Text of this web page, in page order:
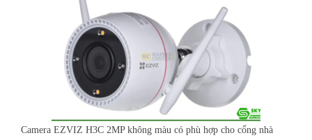
Camera EZVIZ H3C 2MP không màu có phù hợp cho cổng nhà